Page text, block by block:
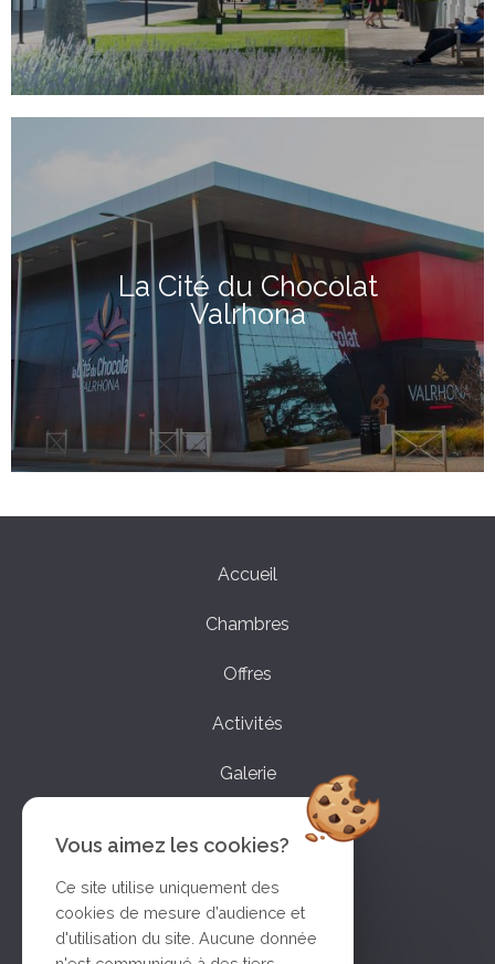
La Cité du Chocolat
Valrhona
Accueil
Chambres
Offres
Activités
Galerie
Réservations
Vous aimez les cookies?
Ce site utilise uniquement des
cookies de mesure d’audience et
d'utilisation du site. Aucune donnée